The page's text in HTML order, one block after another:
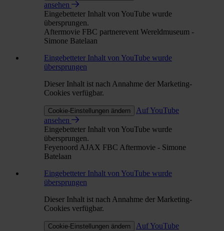
ansehen
Eingebetteter Inhalt von YouTube wurde
übersprungen.
Aftermovie FBC partnerevent Wereldmuseum -
Simone Batelaan
Eingebetteter Inhalt von YouTube wurde
übersprungen
Dieser Inhalt ist nach Annahme der Marketing-
Cookies verfügbar.
Cookie-Einstellungen ändern
Auf YouTube
ansehen
Eingebetteter Inhalt von YouTube wurde
übersprungen.
Feyenoord AJAX FBC Aftermovie - Simone
Batelaan
Eingebetteter Inhalt von YouTube wurde
übersprungen
Dieser Inhalt ist nach Annahme der Marketing-
Cookies verfügbar.
Cookie-Einstellungen ändern
Auf YouTube